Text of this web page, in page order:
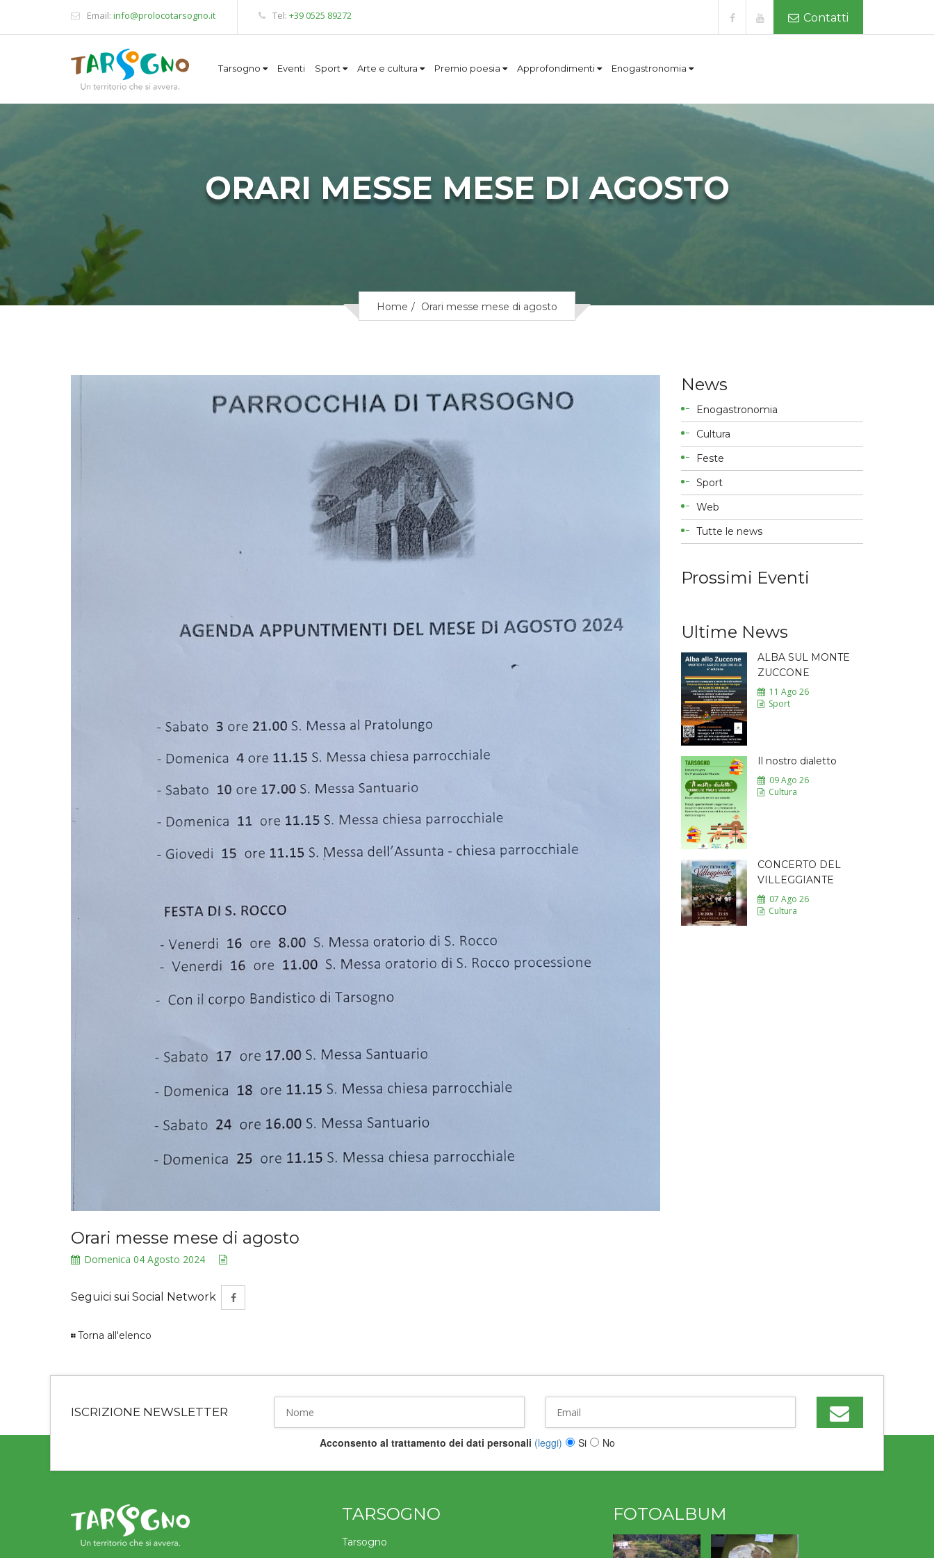
Email: info@prolocotarsogno.it Tel: +39 0525 89272 Contatti
Tarsogno Eventi Sport Arte e cultura Premio poesia Approfondimenti Enogastronomia
ORARI MESSE MESE DI AGOSTO
Home Orari messe mese di agosto
Orari messe mese di agosto
Domenica 04 Agosto 2024
Seguici sui Social Network
Torna all'elenco
News
Enogastronomia
Cultura
Feste
Sport
Web
Tutte le news
Prossimi Eventi
Ultime News
ALBA SUL MONTE
ZUCCONE
11 Ago 26
Sport
Il nostro dialetto
09 Ago 26
Cultura
CONCERTO DEL
VILLEGGIANTE
07 Ago 26
Cultura
ISCRIZIONE NEWSLETTER
Acconsento al trattamento dei dati personali (leggi) Si No
TARSOGNO
Tarsogno
FOTOALBUM